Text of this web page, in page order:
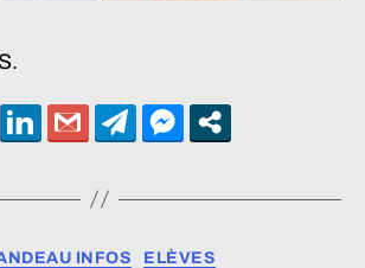
Catégories
INFOS ELÈVES